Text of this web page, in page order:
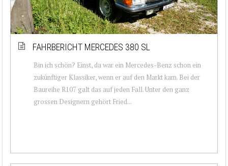
FAHRBERICHT MERCEDES 380 SL
Bin ich schön? Einst, da war ein Mercedes-Benz schon ein
zukünftiger Klassiker, wenn er auf den Markt kam. Bei der
Baureihe R107 galt das auf jeden Fall. Unter den ganz
grossen Designern gehört Fried...